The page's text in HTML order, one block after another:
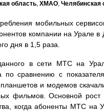
область, ХМАО, Челябинская
мобильных
компании на Урале
дня в 1,5 раза.
в сети МТС на
по сравнению с
и модемов
фильмов. Основной
когда абоненты МТС